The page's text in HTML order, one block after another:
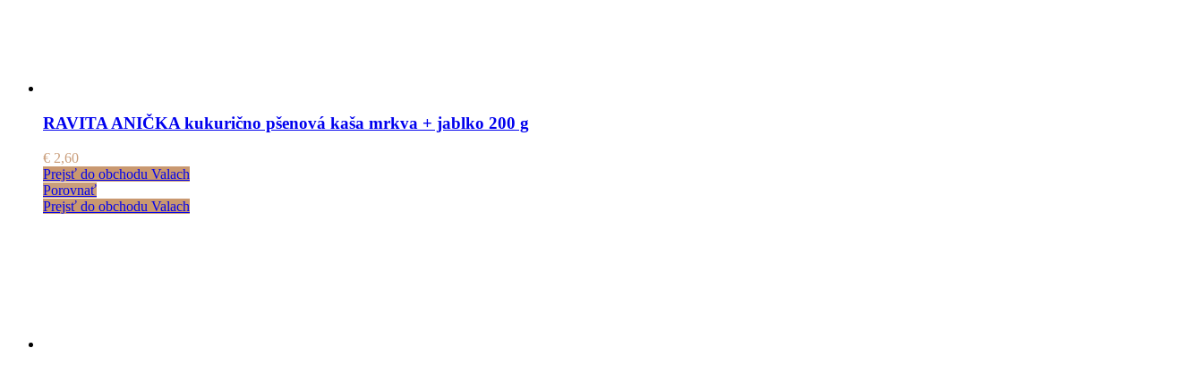
RAVITA ANIČKA kukurično pšenová kaša mrkva + jablko 200 g
€ 2,60
Prejsť do obchodu Valach
Porovnať
Prejsť do obchodu Valach